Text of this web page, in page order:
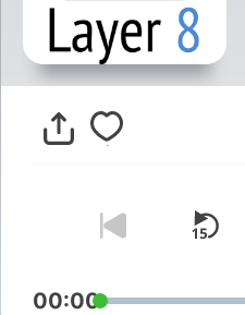
00:00